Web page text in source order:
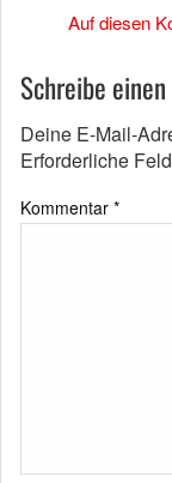
Auf diesen
Schreibe
Deine E-Mail-
Erforderliche
Kommentar *